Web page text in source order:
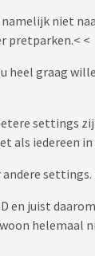
niet
pretparken.< <
heel graag
settings
als iedereen in
en juist
helemaal